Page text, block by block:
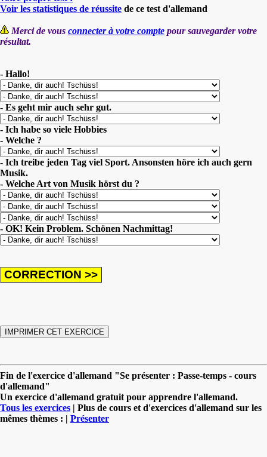
Voir les statistiques de réussite de ce test d'allemand
Merci de vous connecter à votre compte pour sauvegarder votre
résultat.
- Hallo!
- Es geht mir auch sehr gut.
- Ich habe so viele Hobbies
- Welche ?
- Ich treibe jeden Tag viel Sport. Ansonsten höre ich auch gern
Musik.
- Welche Art von Musik hörst du ?
- OK! Kein Problem. Schönen Nachmittag!
Fin de l'exercice d'allemand "Se présenter : Passe-temps - cours
d'allemand"
Un exercice d'allemand gratuit pour apprendre l'allemand.
Tous les exercices | Plus de cours et d'exercices d'allemand sur les
mêmes thèmes : | Présenter